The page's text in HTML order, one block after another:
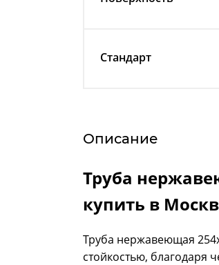
Стандарт
Описание
Труба
купить в
Труба нержавеющая
стойкостью, благодаря